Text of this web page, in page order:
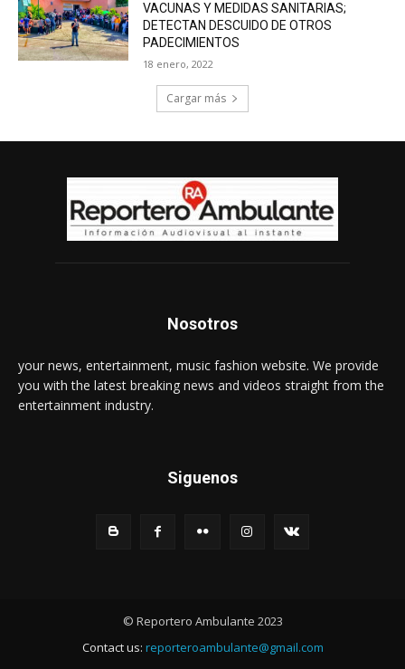
VACUNAS Y MEDIDAS SANITARIAS;
DETECTAN DESCUIDO DE OTROS
PADECIMIENTOS
18 enero, 2022
Cargar más
Nosotros
your news, entertainment, music fashion website. We provide
you with the latest breaking news and videos straight from the
entertainment industry.
Siguenos
© Reportero Ambulante 2023
Contact us: reporteroambulante@gmail.com